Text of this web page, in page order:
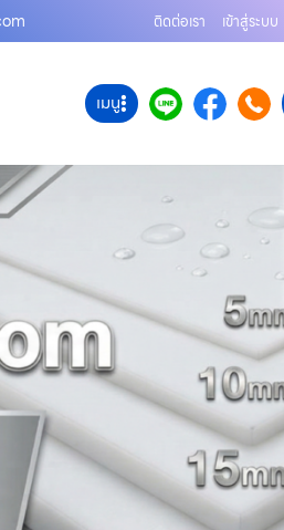
ติดต่อเรา เข้าสู่ระบบ
เมนู